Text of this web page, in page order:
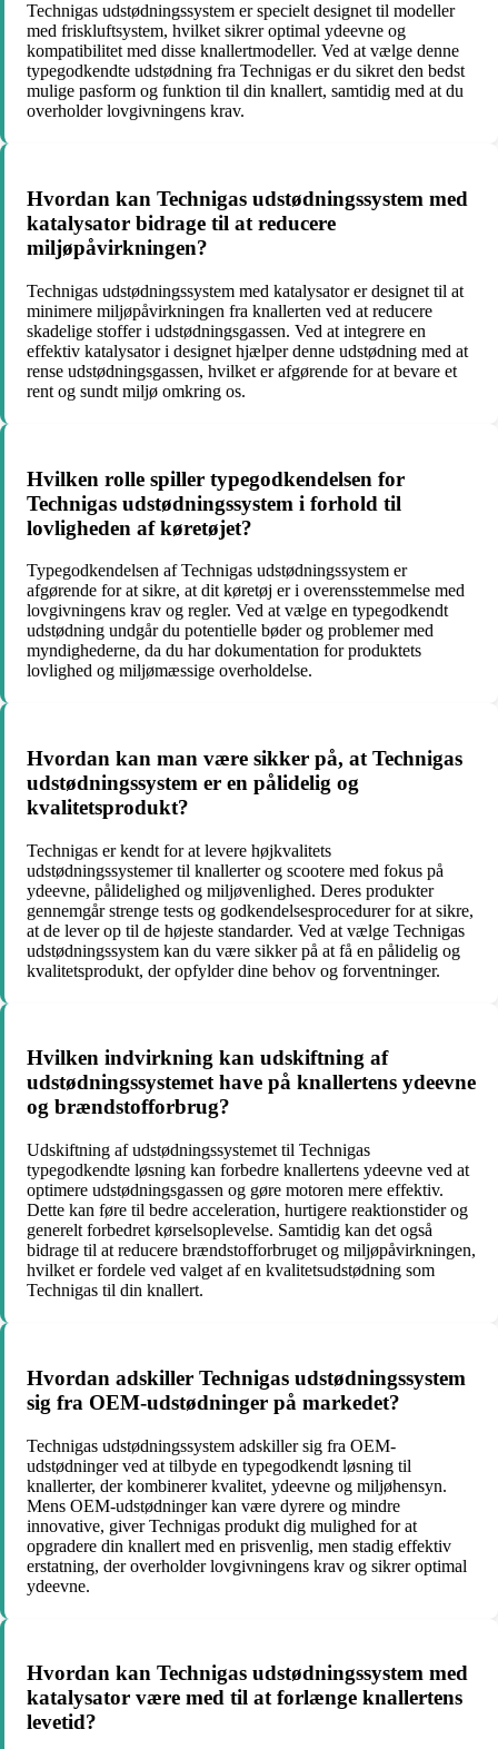
Technigas udstødningssystem er specielt designet til modeller
med friskluftsystem, hvilket sikrer optimal ydeevne og
kompatibilitet med disse knallertmodeller. Ved at vælge denne
typegodkendte udstødning fra Technigas er du sikret den bedst
mulige pasform og funktion til din knallert, samtidig med at du
overholder lovgivningens krav.
Hvordan kan Technigas udstødningssystem med
katalysator bidrage til at reducere
miljøpåvirkningen?
Technigas udstødningssystem med katalysator er designet til at
minimere miljøpåvirkningen fra knallerten ved at reducere
skadelige stoffer i udstødningsgassen. Ved at integrere en
effektiv katalysator i designet hjælper denne udstødning med at
rense udstødningsgassen, hvilket er afgørende for at bevare et
rent og sundt miljø omkring os.
Hvilken rolle spiller typegodkendelsen for
Technigas udstødningssystem i forhold til
lovligheden af køretøjet?
Typegodkendelsen af Technigas udstødningssystem er
afgørende for at sikre, at dit køretøj er i overensstemmelse med
lovgivningens krav og regler. Ved at vælge en typegodkendt
udstødning undgår du potentielle bøder og problemer med
myndighederne, da du har dokumentation for produktets
lovlighed og miljømæssige overholdelse.
Hvordan kan man være sikker på, at Technigas
udstødningssystem er en pålidelig og
kvalitetsprodukt?
Technigas er kendt for at levere højkvalitets
udstødningssystemer til knallerter og scootere med fokus på
ydeevne, pålidelighed og miljøvenlighed. Deres produkter
gennemgår strenge tests og godkendelsesprocedurer for at sikre,
at de lever op til de højeste standarder. Ved at vælge Technigas
udstødningssystem kan du være sikker på at få en pålidelig og
kvalitetsprodukt, der opfylder dine behov og forventninger.
Hvilken indvirkning kan udskiftning af
udstødningssystemet have på knallertens ydeevne
og brændstofforbrug?
Udskiftning af udstødningssystemet til Technigas
typegodkendte løsning kan forbedre knallertens ydeevne ved at
optimere udstødningsgassen og gøre motoren mere effektiv.
Dette kan føre til bedre acceleration, hurtigere reaktionstider og
generelt forbedret kørselsoplevelse. Samtidig kan det også
bidrage til at reducere brændstofforbruget og miljøpåvirkningen,
hvilket er fordele ved valget af en kvalitetsudstødning som
Technigas til din knallert.
Hvordan adskiller Technigas udstødningssystem
sig fra OEM-udstødninger på markedet?
Technigas udstødningssystem adskiller sig fra OEM-
udstødninger ved at tilbyde en typegodkendt løsning til
knallerter, der kombinerer kvalitet, ydeevne og miljøhensyn.
Mens OEM-udstødninger kan være dyrere og mindre
innovative, giver Technigas produkt dig mulighed for at
opgradere din knallert med en prisvenlig, men stadig effektiv
erstatning, der overholder lovgivningens krav og sikrer optimal
ydeevne.
Hvordan kan Technigas udstødningssystem med
katalysator være med til at forlænge knallertens
levetid?